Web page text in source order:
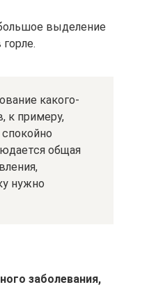
выделение
какого-
к примеру,
общая
нужно
заболевания,